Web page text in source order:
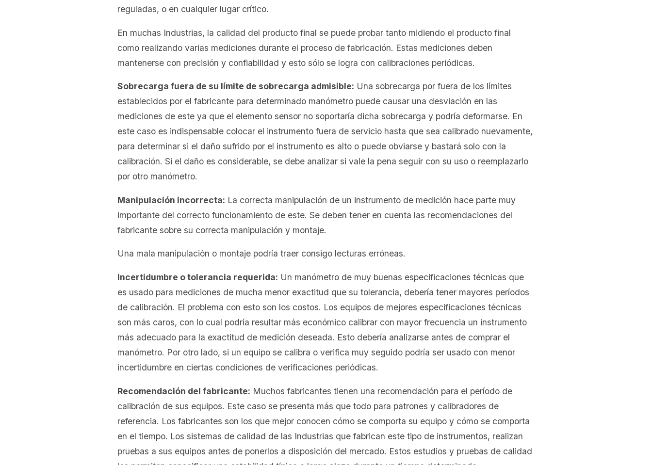
reguladas, o en cualquier lugar crítico.
En muchas Industrias, la calidad del producto final se puede probar tanto midiendo el producto final
como realizando varias mediciones durante el proceso de fabricación. Estas mediciones deben
mantenerse con precisión y confiabilidad y esto sólo se logra con calibraciones periódicas.
Sobrecarga fuera de su límite de sobrecarga admisible: Una sobrecarga por fuera de los límites
establecidos por el fabricante para determinado manómetro puede causar una desviación en las
mediciones de este ya que el elemento sensor no soportaría dicha sobrecarga y podría deformarse. En
este caso es indispensable colocar el instrumento fuera de servicio hasta que sea calibrado nuevamente,
para determinar si el daño sufrido por el instrumento es alto o puede obviarse y bastará solo con la
calibración. Si el daño es considerable, se debe analizar si vale la pena seguir con su uso o reemplazarlo
por otro manómetro.
Manipulación incorrecta: La correcta manipulación de un instrumento de medición hace parte muy
importante del correcto funcionamiento de este. Se deben tener en cuenta las recomendaciones del
fabricante sobre su correcta manipulación y montaje.
Una mala manipulación o montaje podría traer consigo lecturas erróneas.
Incertidumbre o tolerancia requerida: Un manómetro de muy buenas especificaciones técnicas que
es usado para mediciones de mucha menor exactitud que su tolerancia, debería tener mayores períodos
de calibración. El problema con esto son los costos. Los equipos de mejores especificaciones técnicas
son más caros, con lo cual podría resultar más económico calibrar con mayor frecuencia un instrumento
más adecuado para la exactitud de medición deseada. Esto debería analizarse antes de comprar el
manómetro. Por otro lado, si un equipo se calibra o verifica muy seguido podría ser usado con menor
incertidumbre en ciertas condiciones de verificaciones periódicas.
Recomendación del fabricante: Muchos fabricantes tienen una recomendación para el período de
calibración de sus equipos. Este caso se presenta más que todo para patrones y calibradores de
referencia. Los fabricantes son los que mejor conocen cómo se comporta su equipo y cómo se comporta
en el tiempo. Los sistemas de calidad de las Industrias que fabrican este tipo de instrumentos, realizan
pruebas a sus equipos antes de ponerlos a disposición del mercado. Estos estudios y pruebas de calidad